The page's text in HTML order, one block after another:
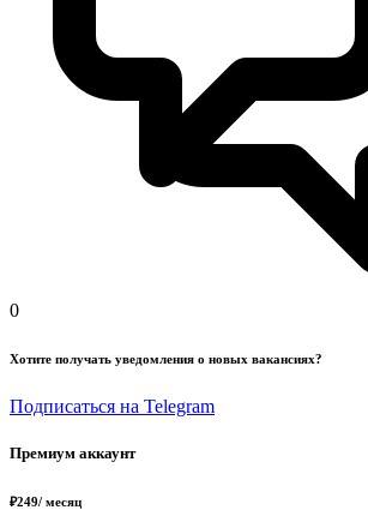
0
Хотите получать уведомления о новых вакансиях?
Подписаться на Telegram
Премиум аккаунт
₽249/ месяц